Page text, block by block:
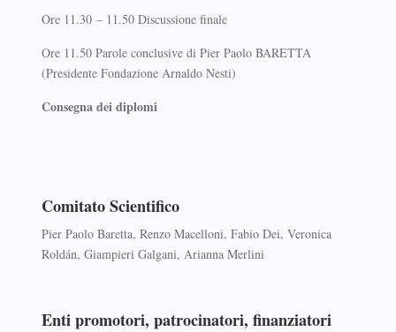
Ore 11.30 – 11.50 Discussione finale
Ore 11.50 Parole conclusive di Pier Paolo BARETTA
(Presidente Fondazione Arnaldo Nesti)
Consegna dei diplomi
Comitato Scientifico
Pier Paolo Baretta, Renzo Macelloni, Fabio Dei, Veronica
Roldán, Giampieri Galgani, Arianna Merlini
Enti promotori, patrocinatori, finanziatori